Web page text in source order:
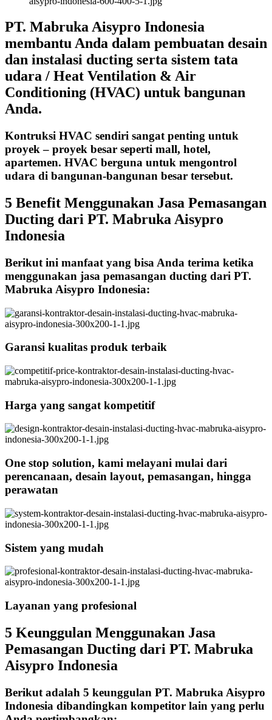
PT. Mabruka Aisypro Indonesia
membantu Anda dalam pembuatan desain
dan instalasi ducting serta sistem tata
udara / Heat Ventilation & Air
Conditioning (HVAC) untuk bangunan
Anda.
Kontruksi HVAC sendiri sangat penting untuk
proyek – proyek besar seperti mall, hotel,
apartemen. HVAC berguna untuk mengontrol
udara di bangunan-bangunan besar tersebut.
5 Benefit Menggunakan Jasa Pemasangan
Ducting dari PT. Mabruka Aisypro
Indonesia
Berikut ini manfaat yang bisa Anda terima ketika
menggunakan jasa pemasangan ducting dari PT.
Mabruka Aisypro Indonesia:
Garansi kualitas produk terbaik
Harga yang sangat kompetitif
One stop solution, kami melayani mulai dari
perencanaan, desain layout, pemasangan, hingga
perawatan
Sistem yang mudah
Layanan yang profesional
5 Keunggulan Menggunakan Jasa
Pemasangan Ducting dari PT. Mabruka
Aisypro Indonesia
Berikut adalah 5 keunggulan PT. Mabruka Aisypro
Indonesia dibandingkan kompetitor lain yang perlu